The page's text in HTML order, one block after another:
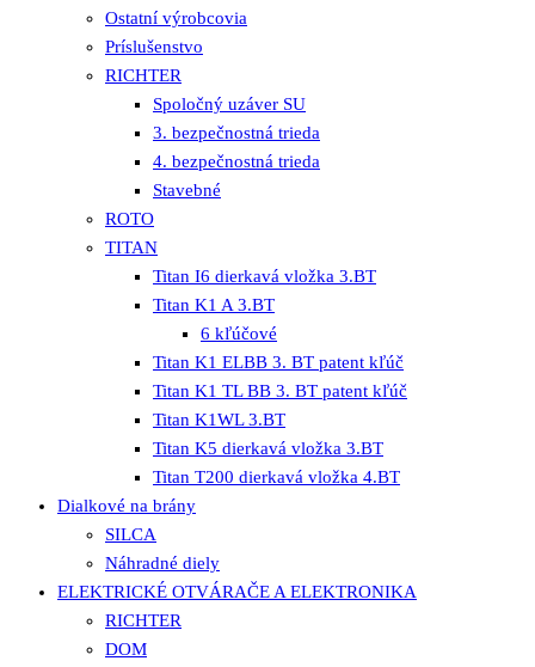
Ostatní výrobcovia
Príslušenstvo
RICHTER
Spoločný uzáver SU
3. bezpečnostná trieda
4. bezpečnostná trieda
Stavebné
ROTO
TITAN
Titan I6 dierkavá vložka 3.BT
Titan K1 A 3.BT
6 kľúčové
Titan K1 ELBB 3. BT patent kľúč
Titan K1 TL BB 3. BT patent kľúč
Titan K1WL 3.BT
Titan K5 dierkavá vložka 3.BT
Titan T200 dierkavá vložka 4.BT
Dialkové na brány
SILCA
Náhradné diely
ELEKTRICKÉ OTVÁRAČE A ELEKTRONIKA
RICHTER
DOM